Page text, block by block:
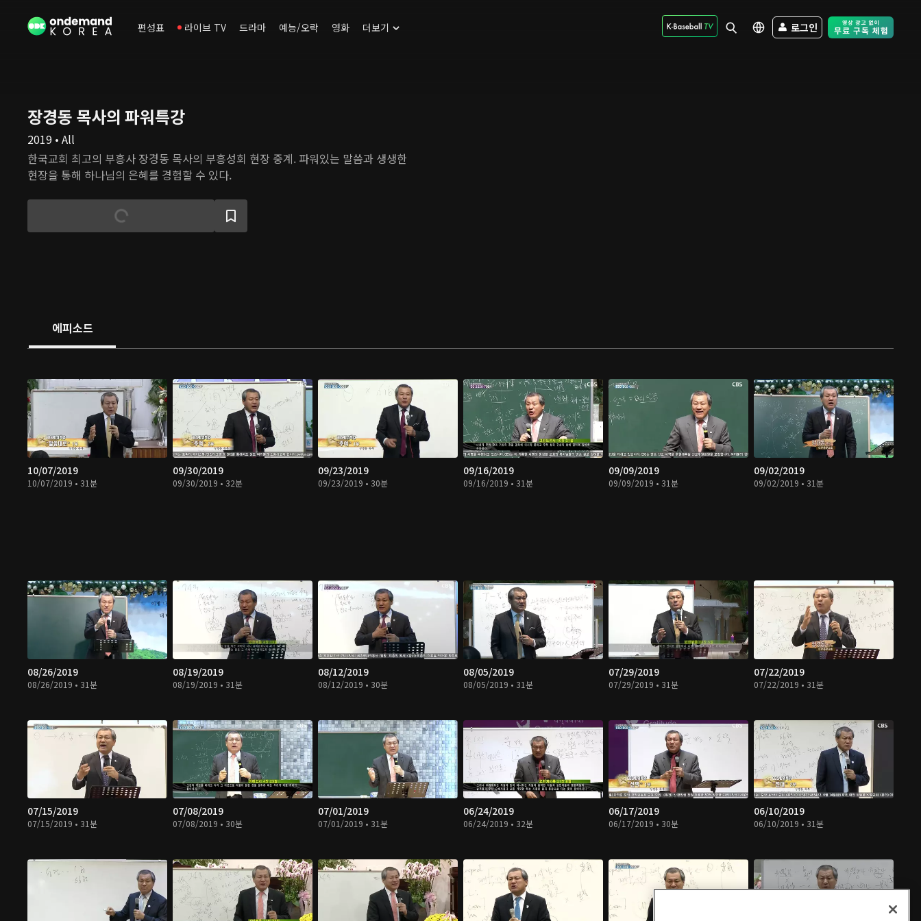
편성표 라이브 TV 드라마 예능/오락 영화 더보기 로그인 Free Trial -
장경동 목사의 파워특강
2019 • All
한국교회 최고의 부흥사 장경동 목사의 부흥성회 현장 중계. 파워있는 말씀과 생생한
현장을 통해 하나님의 은혜를 경험할 수 있다.
에피소드
10/07/2019
10/07/2019 • 31분
09/30/2019
09/30/2019 • 32분
09/23/2019
09/23/2019 • 30분
09/16/2019
09/16/2019 • 31분
09/09/2019
09/09/2019 • 31분
09/02/2019
09/02/2019 • 31분
08/26/2019
08/26/2019 • 31분
08/19/2019
08/19/2019 • 31분
08/12/2019
08/12/2019 • 30분
08/05/2019
08/05/2019 • 31분
07/29/2019
07/29/2019 • 31분
07/22/2019
07/22/2019 • 31분
07/15/2019
07/15/2019 • 31분
07/08/2019
07/08/2019 • 30분
07/01/2019
07/01/2019 • 31분
06/24/2019
06/24/2019 • 32분
06/17/2019
06/17/2019 • 30분
06/10/2019
06/10/2019 • 31분